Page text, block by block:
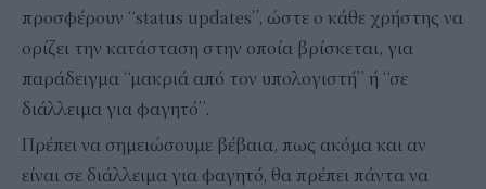
προσφέρουν “status updates”, ώστε ο κάθε χρήστης να
ορίζει την κατάσταση στην οποία βρίσκεται, για
παράδειγμα “μακριά από τον υπολογιστή” ή “σε
διάλλειμα για φαγητό”.
Πρέπει να σημειώσουμε βέβαια, πως ακόμα και αν
είναι σε διάλλειμα για φαγητό, θα πρέπει πάντα να